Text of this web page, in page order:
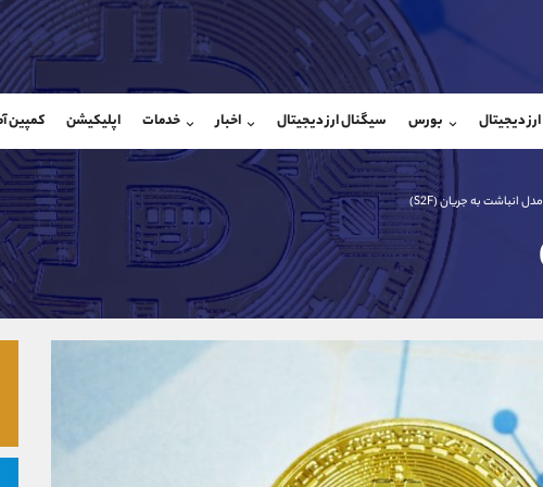
ارز دیجیتال بورس سیگنال ارز دیجیتال اخبار خدمات اپلیکیشن کمپین
مدل انباشت به جریان (S2F)
شروع گفتگو
@Armteam_admin_104
104
شروع
تلگرام
داخلی